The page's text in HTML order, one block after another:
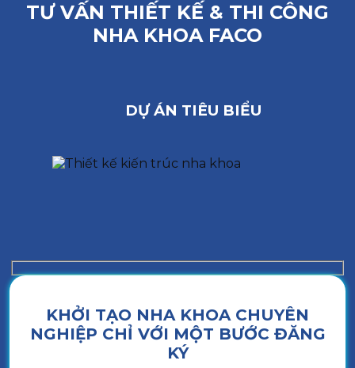
TƯ VẤN THIẾT KẾ & THI CÔNG
NHA KHOA FACO
DỰ ÁN TIÊU BIỂU
KHỞI TẠO NHA KHOA CHUYÊN
NGHIỆP CHỈ VỚI MỘT BƯỚC ĐĂNG
KÝ